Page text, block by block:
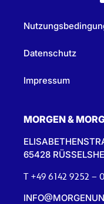
Datenschutz
Impressum
MORGEN &
65428
T +49 6142 9252 – 0